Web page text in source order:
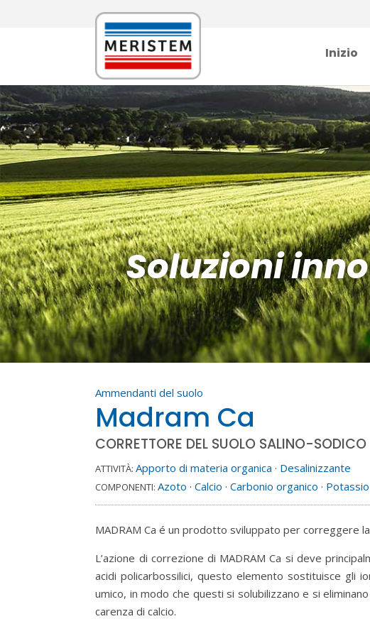
Inizio
Soluzioni
Ammendanti del suolo
Madram Ca
CORRETTORE DEL SUOLO SALINO-SODICO
ATTIVITÀ: Apporto di materia organica · Desalinizzante
COMPONENTI: Azoto ·Calcio ·Carbonio organico · Potassio
MADRAM Ca é un prodotto sviluppato per correggere
L’azione di correzione di MADRAM Ca si deve
acidi policarbossilici, questo elemento sostituisce gli
umico, in modo che questi si solubilizzano e si
carenza di calcio.